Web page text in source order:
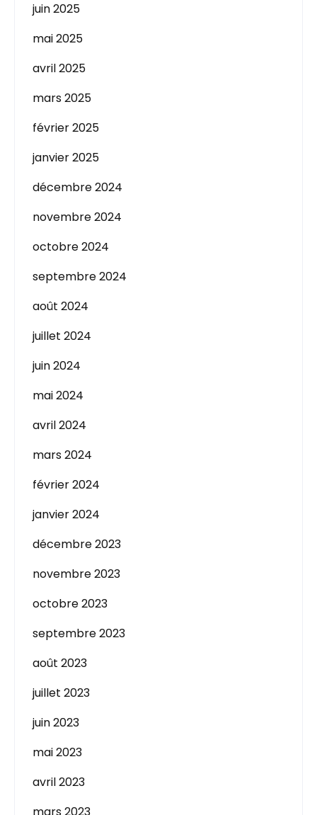
juin 2025
mai 2025
avril 2025
mars 2025
février 2025
janvier 2025
décembre 2024
novembre 2024
octobre 2024
septembre 2024
août 2024
juillet 2024
juin 2024
mai 2024
avril 2024
mars 2024
février 2024
janvier 2024
décembre 2023
novembre 2023
octobre 2023
septembre 2023
août 2023
juillet 2023
juin 2023
mai 2023
avril 2023